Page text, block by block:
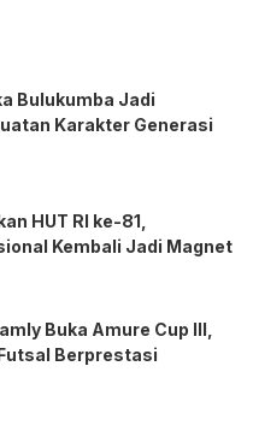
Bulukumba Jadi
Karakter Generasi
HUT RI ke-81,
Kembali Jadi Magnet
Buka Amure Cup III,
Berprestasi